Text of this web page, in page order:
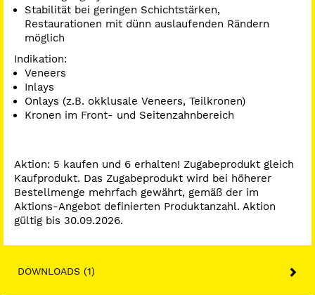
Stabilität bei geringen Schichtstärken,
Restaurationen mit dünn auslaufenden Rändern
möglich
Indikation:
Veneers
Inlays
Onlays (z.B. okklusale Veneers, Teilkronen)
Kronen im Front- und Seitenzahnbereich
Aktion: 5 kaufen und 6 erhalten! Zugabeprodukt gleich
Kaufprodukt. Das Zugabeprodukt wird bei höherer
Bestellmenge mehrfach gewährt, gemäß der im
Aktions-Angebot definierten Produktanzahl. Aktion
gültig bis 30.09.2026.
DOWNLOADS (1)